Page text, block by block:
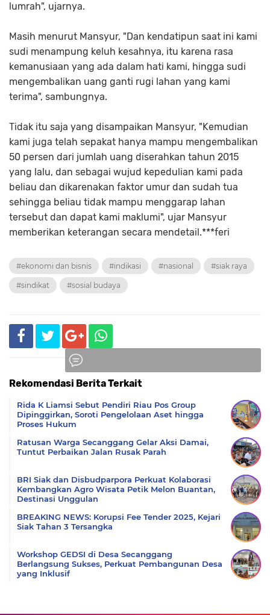
lumrah", ujarnya.
Masih menurut Mansyur, "Dan kendatipun saat ini kami
sudi menampung keluh kesahnya, itu karena rasa
kemanusiaan yang ada dalam hati kami, hingga sudi
mengembalikan uang ganti rugi lahan yang kami
terima", sambungnya.
Tidak itu saja yang disampaikan Mansyur, "Kemudian
kami juga telah sepakat hanya mampu mengembalikan
50 persen dari jumlah uang diserahkan tahun 2015
yang lalu, dan sebagai wujud kepedulian kami pada
beliau dan dikarenakan faktor umur dan sudah tua
sehingga beliau tidak mampu menggarap lahan
tersebut dan dapat kami maklumi", ujar Mansyur
memberikan keterangan secara mendetail.***feri
#ekonomi dan bisnis #indikasi #nasional #siak raya
#sindikat #sosial budaya
Rekomendasi Berita Terkait
Rida K Liamsi Sebut Pendiri Riau Pos Group
Dipinggirkan, Soroti Pengelolaan Aset hingga
Proses Hukum
Ratusan Warga Secanggang Gelar Aksi Damai,
Tuntut Perbaikan Jalan Rusak Parah
BRI Siak dan Disbudparpora Perkuat Kolaborasi
Kembangkan Agro Wisata Petik Melon Buantan,
Destinasi Unggulan
BREAKING NEWS: Korupsi Fee Tender 2025, Kejari
Siak Tahan 3 Tersangka
Workshop GEDSI di Desa Secanggang
Berlangsung Sukses, Perkuat Pembangunan Desa
yang Inklusif